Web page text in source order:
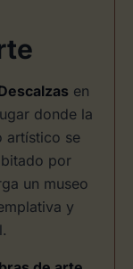
en
donde la
artístico se
por
un museo
y